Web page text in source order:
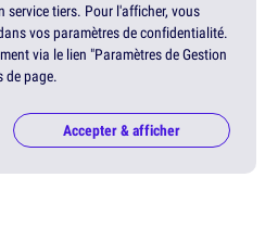
service tiers. Pour l'afficher, vous
vos paramètres de confidentialité.
via le lien "Paramètres de Gestion
de page.
Accepter & afficher